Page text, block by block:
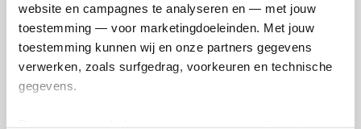
website en campagnes te analyseren en — met jouw
toestemming — voor marketingdoeleinden. Met jouw
toestemming kunnen wij en onze partners gegevens
verwerken, zoals surfgedrag, voorkeuren en technische
gegevens.